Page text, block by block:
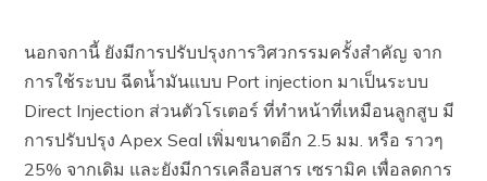
นอกจกานี้ ยังมีการปรับปรุงการวิศวกรรมครั้งสำคัญ จาก
การใช้ระบบ ฉีดน้ำมันแบบ Port injection มาเป็นระบบ
Direct Injection ส่วนตัวโรเตอร์ ที่ทำหน้าที่เหมือนลูกสูบ มี
การปรับปรุง Apex Seal เพิ่มขนาดอีก 2.5 มม. หรือ ราวๆ
25% จากเดิม และยังมีการเคลือบสาร เซรามิค เพื่อลดการ